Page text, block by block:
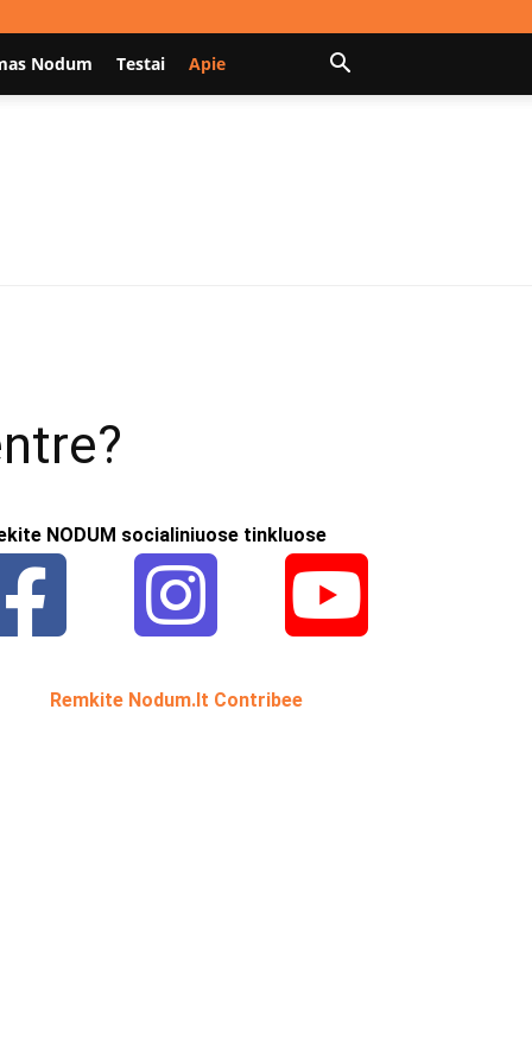
Nodum Testai Apie
NODUM socialiniuose tinkluose
Remkite Nodum.lt Contribee